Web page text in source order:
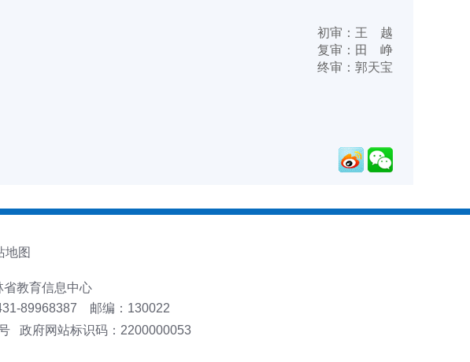
初审：王 越
复审：田 峥
终审：郭天宝
地图
教育信息中心
89968387 邮编：130022
政府网站标识码：2200000053